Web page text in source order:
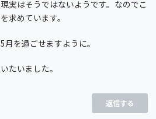
実はそうではないようです。なのでこ
求めています。
を過ごせますように。
たいました。
返信する